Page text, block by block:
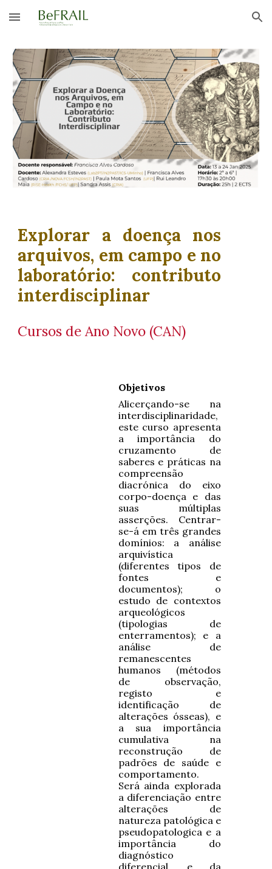
Skip to main content Skip to navigation
Explorar a doença nos
arquivos, em campo e no
laboratório: contributo
interdisciplinar
Cursos de Ano Novo (CAN)
Objetivos
Alicerçando-se na
interdisciplinaridade,
este curso apresenta
a importância do
cruzamento de
saberes e práticas na
compreensão
diacrónica do eixo
corpo-doença e das
suas múltiplas
asserções. Centrar-
se-á em três grandes
domínios: a análise
arquivística
(diferentes tipos de
fontes e
documentos); o
estudo de contextos
arqueológicos
(tipologias de
enterramentos); e a
análise de
remanescentes
humanos (métodos
de observação,
registo e
identificação de
alterações ósseas), e
a sua importância
cumulativa na
reconstrução de
padrões de saúde e
comportamento.
Será ainda explorada
a diferenciação entre
alterações de
natureza patológica e
pseudopatologica e a
importância do
diagnóstico
diferencial, e da